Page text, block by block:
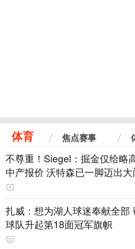
体育 焦点赛事
不尊重！Siegel：掘金仅给略
中产报价 沃特森已一脚迈出大
扎威：想为湖人球迷奉献全部
球队升起第18面冠军旗帜